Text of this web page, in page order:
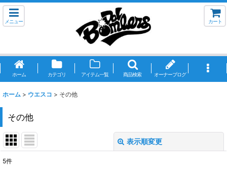
メニュー カート
ホーム カテゴリ アイテム一覧 商品検索 オーナーブログ
ホーム > ウエスコ > その他
その他
表示順変更
5件